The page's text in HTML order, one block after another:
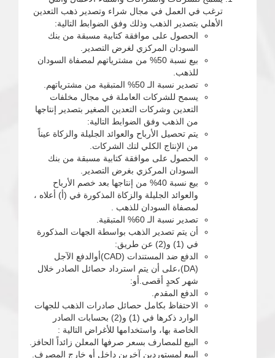
ترغب في العمل في مجال شراء وتصدير ذهب التعدين
الأهلي بتصدير الذهب وذلك وفق الضوابط التالية:
الحصول على موافقة كتابية مسبقة من بنك
السودان المركزي لغرض التصدير.
بيع نسبة 50% من مشترياتهم لمصفاة السودان
للذهب.
تصدير نسبة الـ 50% المتبقية من مشترياتهم.
يسمح للشركات العاملة في مجال مخلفات
التعدين وشركات التعدين الصغير بتصدير إنتاجها
من الذهب وفق الضوابط التالية:
يتم تحصيل الأرباح والعوائد الجليلة والزكاة عيناً
من الإنتاج الكلي لتك الشركات.
الحصول على موافقة كتابية مسبقة من بنك
السودان المركزي بغرض التصدير.
بيع نسبة 40% من إنتاجها بعد خصم الأرباح
والعوائد الجليلة والزكاة المذكورة في (أ) أعلاه ،
لمصفاة السودان للذهب .
تصدير نسبة الـ 60% المتبقية.
أن يتم تصدير الذهب بواسطة الجهات المذكورة
في (1) و(2) عن طريق:
الدفع ضد المستندات (CAD)أوالدفع الآجل
(DA)،على أن يتم استرداد حصائل الصادر خلال
شهر كحدٍ أقصى.أو:
الدفع المقدم.
الاحتفاظ بكامل حصائل صادرات الذهب للجهات
الوارد ذكرها في (1) و(2) بحسابات الصادر
الخاصة بها، واستخدامها للأغراض التالية :
البيع للمصارف بسعر صرفها المعلن زائداً الحافز.
البيع لمستوردين آخرين داخل أو خارج المصرف.